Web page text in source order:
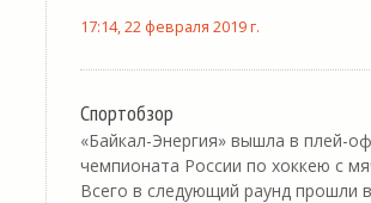
17:14, 22 февраля 2019 г.
Спортобзор
«Байкал-Энергия» вышла в плей-
чемпионата России по хоккею с
Всего в следующий раунд прошли